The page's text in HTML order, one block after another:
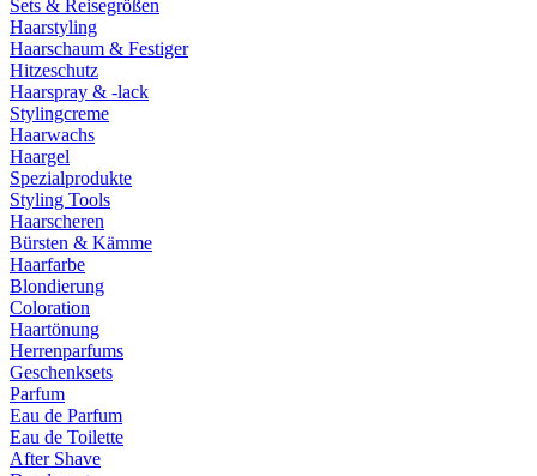
Sets & Reisegrößen
Haarstyling
Haarschaum & Festiger
Hitzeschutz
Haarspray & -lack
Stylingcreme
Haarwachs
Haargel
Spezialprodukte
Styling Tools
Haarscheren
Bürsten & Kämme
Haarfarbe
Blondierung
Coloration
Haartönung
Herrenparfums
Geschenksets
Parfum
Eau de Parfum
Eau de Toilette
After Shave